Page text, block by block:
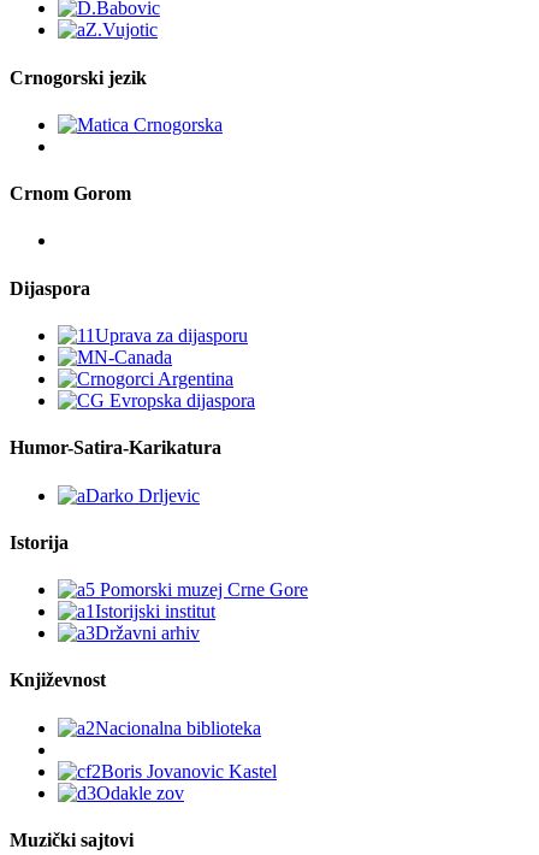
Crnogorski jezik
Crnom Gorom
Dijaspora
Humor-Satira-Karikatura
Istorija
Književnost
Muzički sajtovi